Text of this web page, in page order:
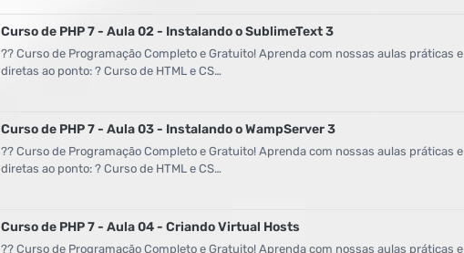
Curso de PHP 7 - Aula 02 - Instalando o SublimeText 3
?? Curso de Programação Completo e Gratuito! Aprenda com nossas aulas práticas e
diretas ao ponto: ? Curso de HTML e CS…
Curso de PHP 7 - Aula 03 - Instalando o WampServer 3
?? Curso de Programação Completo e Gratuito! Aprenda com nossas aulas práticas e
diretas ao ponto: ? Curso de HTML e CS…
Curso de PHP 7 - Aula 04 - Criando Virtual Hosts
?? Curso de Programação Completo e Gratuito! Aprenda com nossas aulas práticas e